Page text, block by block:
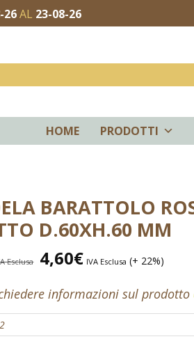
26AL 23-08-26
HOME PRODOTTI
BARATTOLO
D.60XH.60 MM
Esclusa 4,60€ IVA Esclusa (+ 22%)
informazioni sul prodotto